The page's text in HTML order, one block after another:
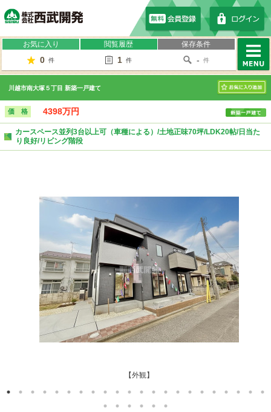
お気に入り
0 件
閲覧履歴
1 件
保存条件
- 件
MENU
川越市南大塚５丁目 新築一戸建て
お気に入り
価 格 4398万円
カースペース並列3台以上可（車種による）/土地正味70坪/LDK20帖/日当た
り良好/リビング階段
【外観】